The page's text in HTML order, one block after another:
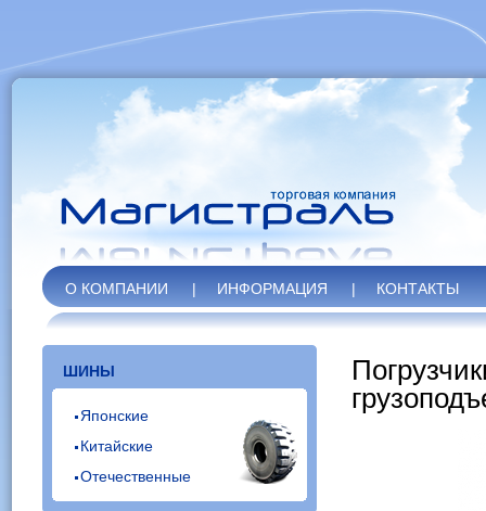
О КОМПАНИИ | ИНФОРМАЦИЯ | КОНТАКТЫ
ШИНЫ
Японские
Китайские
Отечественные